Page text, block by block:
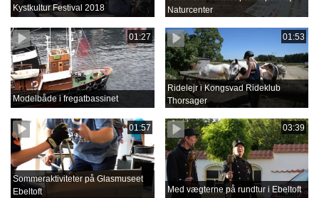
Kystkultur Festival 2018
Naturcenter
01:27
Modelbåde i fregatbassinet
01:53
Ridelejr i Kongsvad Rideklub
Thorsager
01:57
Sommeraktiviteter på Glasmuseet
Ebeltoft
03:39
Med vægterne på rundtur i Ebeltoft